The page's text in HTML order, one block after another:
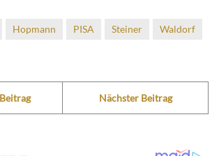
Hopmann PISA Steiner
Waldorf
Nächster Beitrag